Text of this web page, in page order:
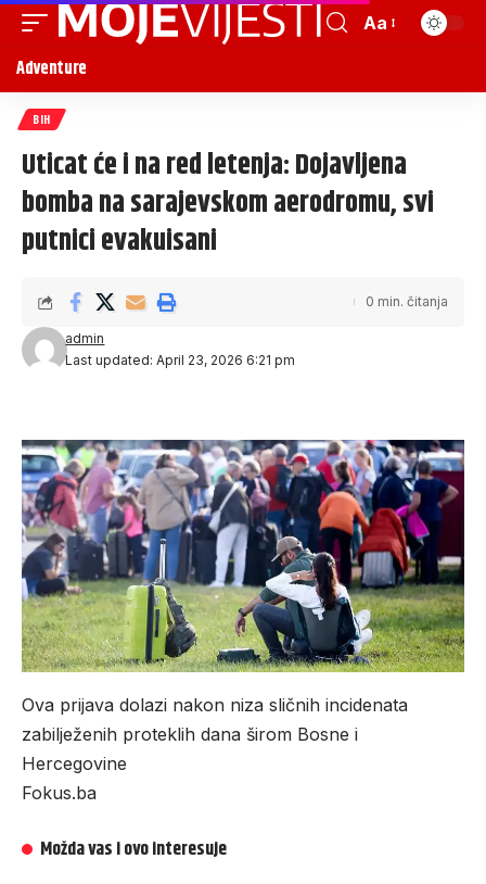
Aa
Adventure
BIH
Uticat će i na red letenja: Dojavljena
bomba na sarajevskom aerodromu, svi
putnici evakuisani
Last updated: April 23, 2026 6:21 pm
admin
0 min. čitanja
Ova prijava dolazi nakon niza sličnih incidenata
zabilježenih proteklih dana širom Bosne i
Hercegovine
Fokus.ba
Možda vas i ovo interesuje